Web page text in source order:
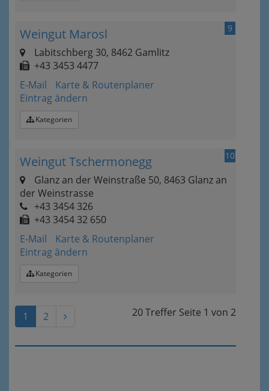
9
Weingut Marosl
Labitschberg 30, 8462 Gamlitz
+43 3453 4477
E-Mail
Karte & Routenplaner
Eintrag ändern
Kategorien
10
Weingut Tschermonegg
Glanz an der Weinstraße 50, 8463 Glanz an
der Weinstrasse
+43 3454 326
+43 3454 32 650
E-Mail
Karte & Routenplaner
Eintrag ändern
Kategorien
20 Treffer Seite 1 von 2
1 2